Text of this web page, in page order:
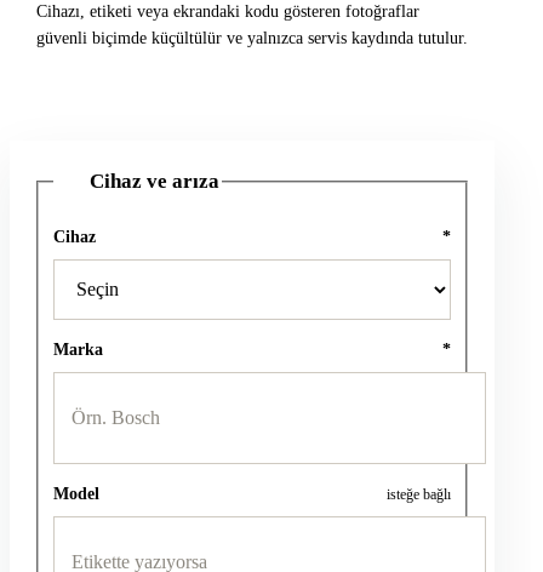
Cihazı, etiketi veya ekrandaki kodu gösteren fotoğraflar
güvenli biçimde küçültülür ve yalnızca servis kaydında tutulur.
Cihaz ve arıza
Cihaz *
Marka *
Model isteğe bağlı